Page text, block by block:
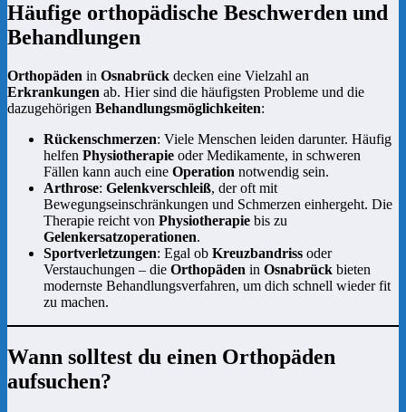
Häufige orthopädische Beschwerden und
Behandlungen
Orthopäden in Osnabrück decken eine Vielzahl an
Erkrankungen ab. Hier sind die häufigsten Probleme und die
dazugehörigen Behandlungsmöglichkeiten:
Rückenschmerzen: Viele Menschen leiden darunter. Häufig
helfen Physiotherapie oder Medikamente, in schweren
Fällen kann auch eine Operation notwendig sein.
Arthrose: Gelenkverschleiß, der oft mit
Bewegungseinschränkungen und Schmerzen einhergeht. Die
Therapie reicht von Physiotherapie bis zu
Gelenkersatzoperationen.
Sportverletzungen: Egal ob Kreuzbandriss oder
Verstauchungen – die Orthopäden in Osnabrück bieten
modernste Behandlungsverfahren, um dich schnell wieder fit
zu machen.
Wann solltest du einen Orthopäden
aufsuchen?